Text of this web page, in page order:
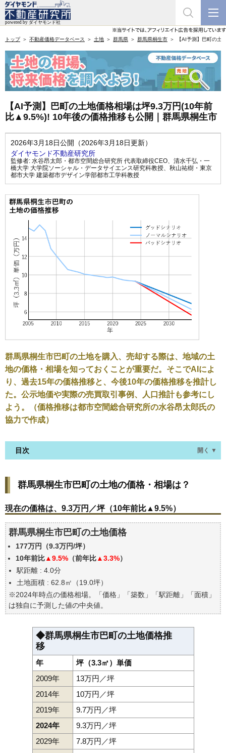
トップ 不動産価格データベース 土地 群馬県 群馬県桐生市 【AI予測】巴町の
【AI予測】巴町の土地価格相場は坪9.3万円(10年前
比▲9.5%)! 10年後の価格推移も公開｜群馬県桐生市
2026年3月18日公開（2026年3月18日更新）
ダイヤモンド不動産研究所
監修者: 水谷昂太郎・都市空間総合研究所 代表取締役CEO、 清水千弘・一
橋大学 大学院ソーシャル・データサイエンス研究科教授、 秋山祐樹・東京
都市大学 建築都市デザイン学部都市工学科教授
群馬県桐生市巴町の土地を購入、売却する際は、地域の土
地の価格・相場を知っておくことが重要だ。そこでAIによ
り、過去15年の価格推移と、今後10年の価格推移を推計し
た。公示地価や実際の売買取引事例、人口推計も参考にし
よう。（価格推移は都市空間総合研究所の水谷昂太郎氏の
協力で作成）
目次 開く ▼
現在の価格は、9.3万円／坪（10年前比▲9.5%）
価格を詳細に分析しよう
群馬県桐生市巴町の土地の過去の売買事例
公示地価はいくら
エリアの将来性を人口予想から検討しよう
自分の年収でいくらの不動産が買える？
群馬県桐生市巴町の土地の価格・相場は？
現在の価格は、9.3万円／坪（10年前比▲9.5%）
群馬県桐生市巴町の土地価格
177万円（9.3万円/坪）
10年前比▲9.5% （前年比▲3.3%）
駅距離 : 4.0分
土地面積 : 62.8㎡（19.0坪）
※2024年時点の価格相場。「価格」「築数」「駅距離」「面積」
は独自に予測した値の中央値。
◆群馬県桐生市巴町の土地価格推
移
年
坪（3.3㎡）単価
2009年
13万円／坪
2014年
10万円／坪
2019年
9.7万円／坪
2024年
9.3万円／坪
2029年
7.8万円／坪